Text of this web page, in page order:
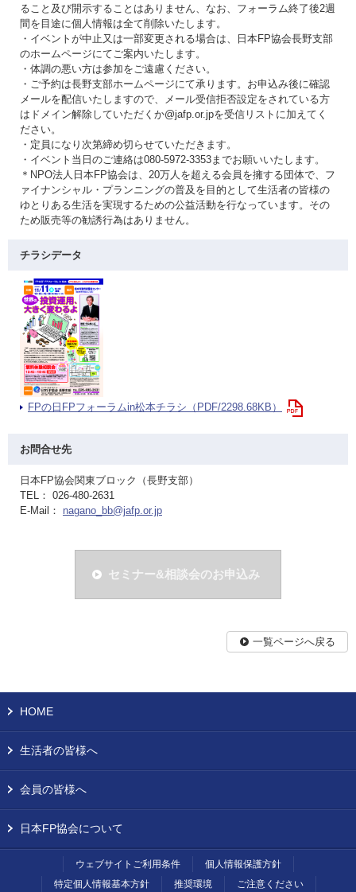
ること及び開示することはありません、なお、フォーラム終了後2週
間を目途に個人情報は全て削除いたします。
・イベントが中止又は一部変更される場合は、日本FP協会長野支部
のホームページにてご案内いたします。
・体調の悪い方は参加をご遠慮ください。
・ご予約は長野支部ホームページにて承ります。お申込み後に確認
メールを配信いたしますので、メール受信拒否設定をされている方
はドメイン解除していただくか@jafp.or.jpを受信リストに加えてく
ださい。
・定員になり次第締め切らせていただきます。
・イベント当日のご連絡は080-5972-3353までお願いいたします。
＊NPO法人日本FP協会は、20万人を超える会員を擁する団体で、フ
ァイナンシャル・プランニングの普及を目的として生活者の皆様の
ゆとりある生活を実現するための公益活動を行なっています。その
ため販売等の勧誘行為はありません。
チラシデータ
FPの日FPフォーラムin松本チラシ（PDF/2298.68KB）
お問合せ先
日本FP協会関東ブロック（長野支部）
TEL： 026-480-2631
E-Mail： nagano_bb@jafp.or.jp
セミナー&相談会のお申込み
一覧ページへ戻る
HOME
生活者の皆様へ
会員の皆様へ
日本FP協会について
ウェブサイトご利用条件
個人情報保護方針
特定個人情報基本方針
推奨環境 ご注意ください